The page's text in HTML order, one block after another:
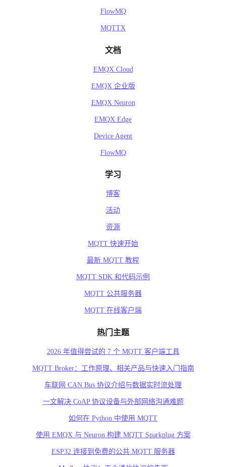
FlowMQ
MQTTX
文档
EMQX Cloud
EMQX 企业版
EMQX Neuron
EMQX Edge
Device Agent
FlowMQ
学习
博客
活动
资源
MQTT 快速开始
最新 MQTT 教程
MQTT SDK 和代码示例
MQTT 公共服务器
MQTT 在线客户端
热门主题
2026 年值得尝试的 7 个 MQTT 客户端工具
MQTT Broker：工作原理、相关产品与快速入门指南
车联网 CAN Bus 协议介绍与数据实时流处理
一文解决 CoAP 协议设备与外部网络沟通难题
如何在 Python 中使用 MQTT
使用 EMQX 与 Neuron 构建 MQTT Sparkplug 方案
ESP32 连接到免费的公共 MQTT 服务器